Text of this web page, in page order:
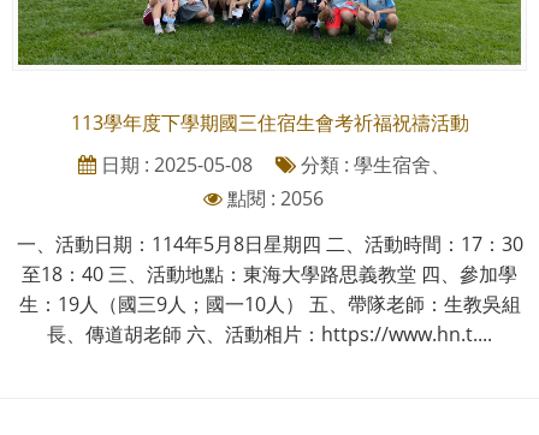
113學年度下學期國三住宿生會考祈福祝禱活動
日期 : 2025-05-08
分類 : 學生宿舍、
點閱 : 2056
一、活動日期：114年5月8日星期四 二、活動時間：17：30
至18：40 三、活動地點：東海大學路思義教堂 四、參加學
生：19人（國三9人；國一10人） 五、帶隊老師：生教吳組
長、傳道胡老師 六、活動相片：https://www.hn.t....